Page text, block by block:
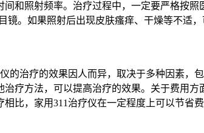
和照射频率。治疗过程中，一定要严格按
。如果照射后出现皮肤瘙痒、干燥等不适
的治疗的效果因人而异，取决于多种因素
疗方法，可以提高治疗的效果。关于费用
比，家用311治疗仪在一定程度上可以节